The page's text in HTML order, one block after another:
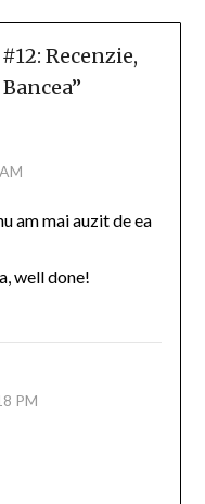
Recenzie,
”
am mai auzit de ea
well done!
PM